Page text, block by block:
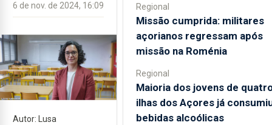
6 de nov. de 2024, 16:09
Autor: Lusa
Regional
Missão cumprida: militares
açorianos regressam após
missão na Roménia
Regional
Maioria dos jovens de
ilhas dos Açores já
bebidas alcoólicas